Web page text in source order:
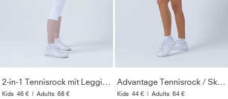
Geschlecht
Damen & Mädchen
Lichtechtheit:3
2-in-1 Tennisrock mit Leggings / Skapri, weiß
Kids 46 € | Adults 68 €
Advantage Tennisrock / Skort mit Ballhalter, weiß
Kids 44 € | Adults 64 €